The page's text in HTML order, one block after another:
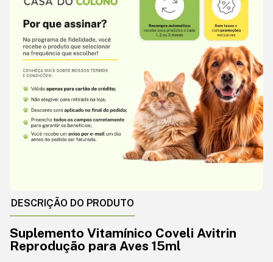
DESCRIÇÃO DO PRODUTO
Suplemento Vitamínico Coveli Avitrin
Reprodução para Aves 15ml